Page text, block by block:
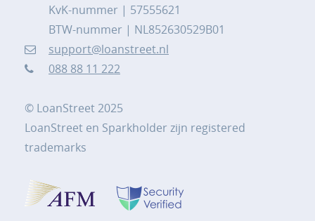
KvK-nummer | 57555621
BTW-nummer | NL852630529B01
support@loanstreet.nl
088 88 11 222
© LoanStreet 2025
LoanStreet en Sparkholder zijn registered
trademarks